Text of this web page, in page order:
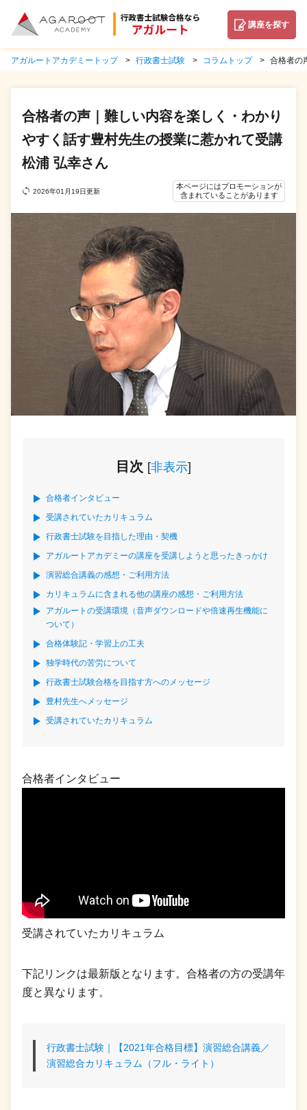
講座を探す
アガルートアカデミートップ 行政書士試験 コラムトップ 合格者の
合格者の声｜難しい内容を楽しく・わかり
やすく話す豊村先生の授業に惹かれて受講
松浦 弘幸さん
2026年01月19日更新
本ページにはプロモーションが
含まれていることがあります
目次 [非表示]
合格者インタビュー
受講されていたカリキュラム
行政書士試験を目指した理由・契機
アガルートアカデミーの講座を受講しようと思ったきっかけ
演習総合講義の感想・ご利用方法
カリキュラムに含まれる他の講座の感想・ご利用方法
アガルートの受講環境（音声ダウンロードや倍速再生機能に
ついて）
合格体験記・学習上の工夫
独学時代の苦労について
行政書士試験合格を目指す方へのメッセージ
豊村先生へメッセージ
受講されていたカリキュラム
合格者インタビュー
受講されていたカリキュラム
下記リンクは最新版となります。合格者の方の受講年
度と異なります。
行政書士試験｜【2021年合格目標】演習総合講義／
演習総合カリキュラム（フル・ライト）